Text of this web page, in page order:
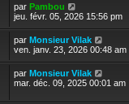
par Pambou
jeu. févr. 05, 2026 15:56 pm
par Monsieur Vilak
ven. janv. 23, 2026 00:48 am
par Monsieur Vilak
mar. déc. 09, 2025 00:01 am